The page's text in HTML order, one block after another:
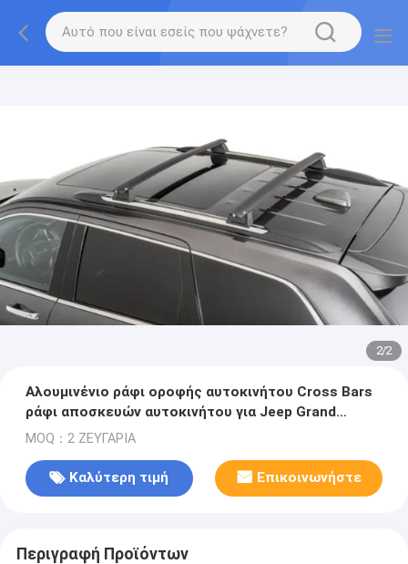
2/2
Αλουμινένιο ράφι οροφής αυτοκινήτου Cross Bars
ράφι αποσκευών αυτοκινήτου για Jeep Grand
Cherokee 2011
MOQ：2 ΖΕΥΓΑΡΙΑ
Καλύτερη τιμή Επικοινωνήστε
Περιγραφή Προϊόντων